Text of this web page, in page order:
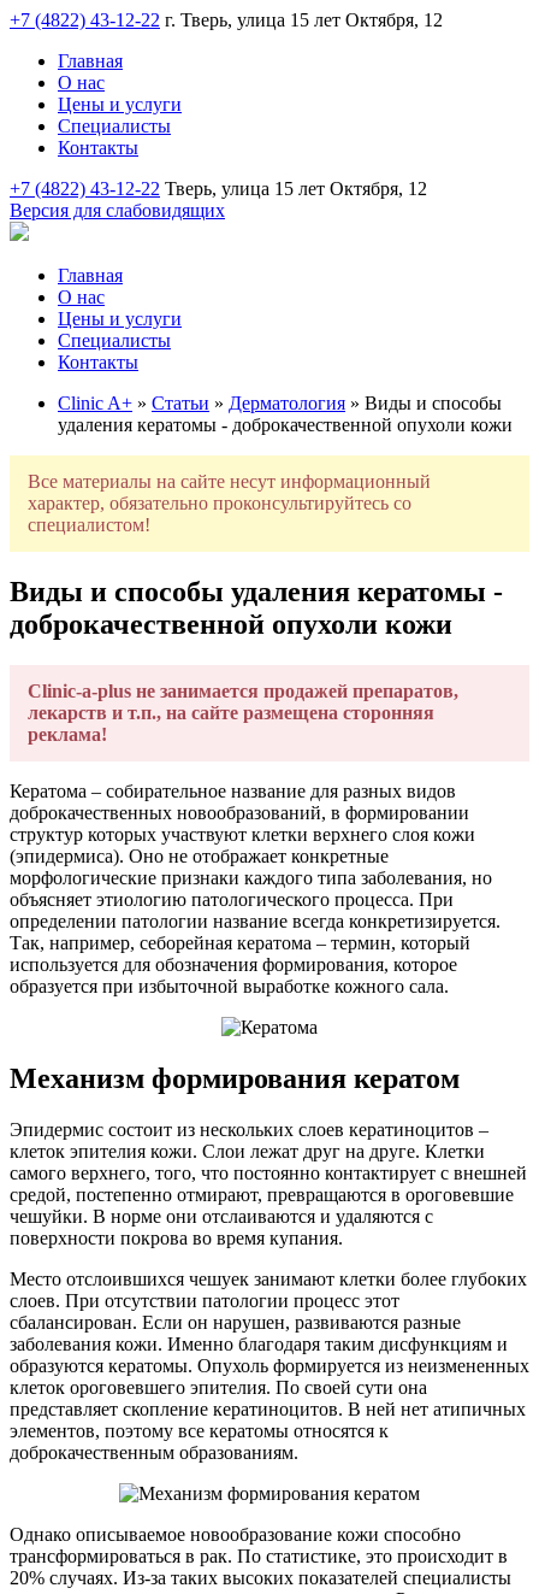
+7 (4822) 43-12-22 г. Тверь, улица 15 лет Октября, 12
Главная
О нас
Цены и услуги
Специалисты
Контакты
+7 (4822) 43-12-22 Тверь, улица 15 лет Октября, 12
Версия для слабовидящих
Главная
О нас
Цены и услуги
Специалисты
Контакты
Clinic A+ » Статьи » Дерматология » Виды и способы
удаления кератомы - доброкачественной опухоли кожи
Все материалы на сайте несут информационный
характер, обязательно проконсультируйтесь со
специалистом!
Виды и способы удаления кератомы -
доброкачественной опухоли кожи
Clinic-a-plus не занимается продажей препаратов,
лекарств и т.п., на сайте размещена сторонняя
реклама!
Кератома – собирательное название для разных видов
доброкачественных новообразований, в формировании
структур которых участвуют клетки верхнего слоя кожи
(эпидермиса). Оно не отображает конкретные
морфологические признаки каждого типа заболевания, но
объясняет этиологию патологического процесса. При
определении патологии название всегда конкретизируется.
Так, например, себорейная кератома – термин, который
используется для обозначения формирования, которое
образуется при избыточной выработке кожного сала.
Механизм формирования кератом
Эпидермис состоит из нескольких слоев кератиноцитов –
клеток эпителия кожи. Слои лежат друг на друге. Клетки
самого верхнего, того, что постоянно контактирует с внешней
средой, постепенно отмирают, превращаются в ороговевшие
чешуйки. В норме они отслаиваются и удаляются с
поверхности покрова во время купания.
Место отслоившихся чешуек занимают клетки более глубоких
слоев. При отсутствии патологии процесс этот
сбалансирован. Если он нарушен, развиваются разные
заболевания кожи. Именно благодаря таким дисфункциям и
образуются кератомы. Опухоль формируется из неизмененных
клеток ороговевшего эпителия. По своей сути она
представляет скопление кератиноцитов. В ней нет атипичных
элементов, поэтому все кератомы относятся к
доброкачественным образованиям.
Однако описываемое новообразование кожи способно
трансформироваться в рак. По статистике, это происходит в
20% случаях. Из-за таких высоких показателей специалисты